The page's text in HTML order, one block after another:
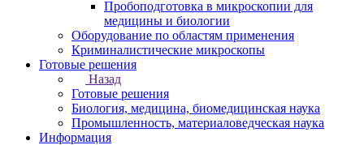
Пробоподготовка в микроскопии для
медицины и биологии
Оборудование по областям применения
Криминалистические микроскопы
Готовые решения
Назад
Готовые решения
Биология, медицина, биомедицинская наука
Промышленность, материаловедческая наука
Информация